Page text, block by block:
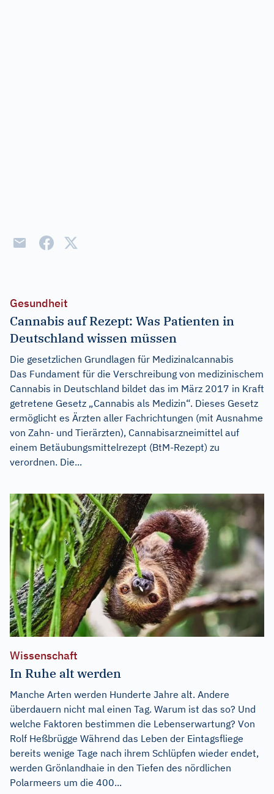
Gesundheit
Cannabis auf Rezept: Was Patienten in
Deutschland wissen müssen
Die gesetzlichen Grundlagen für Medizinalcannabis
Das Fundament für die Verschreibung von medizinischem
Cannabis in Deutschland bildet das im März 2017 in Kraft
getretene Gesetz „Cannabis als Medizin“. Dieses Gesetz
ermöglicht es Ärzten aller Fachrichtungen (mit Ausnahme
von Zahn- und Tierärzten), Cannabisarzneimittel auf
einem Betäubungsmittelrezept (BtM-Rezept) zu
verordnen. Die...
Wissenschaft
In Ruhe alt werden
Manche Arten werden Hunderte Jahre alt. Andere
überdauern nicht mal einen Tag. Warum ist das so? Und
welche Faktoren bestimmen die Lebenserwartung? Von
Rolf Heßbrügge Während das Leben der Eintagsfliege
bereits wenige Tage nach ihrem Schlüpfen wieder endet,
werden Grönlandhaie in den Tiefen des nördlichen
Polarmeers um die 400...